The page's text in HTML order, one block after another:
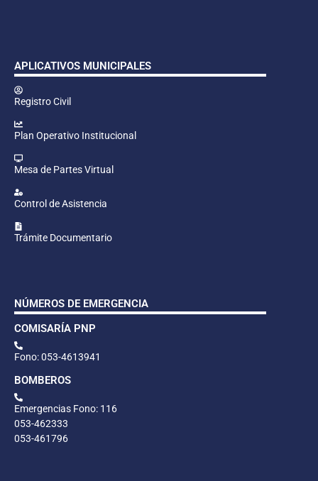
APLICATIVOS MUNICIPALES
Registro Civil
Plan Operativo Institucional
Mesa de Partes Virtual
Control de Asistencia
Trámite Documentario
NÚMEROS DE EMERGENCIA
COMISARÍA PNP
Fono: 053-4613941
BOMBEROS
Emergencias Fono: 116
053-462333
053-461796